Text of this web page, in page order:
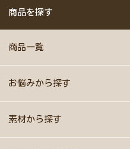
商品を探す
商品一覧
お悩みから探す
素材から探す